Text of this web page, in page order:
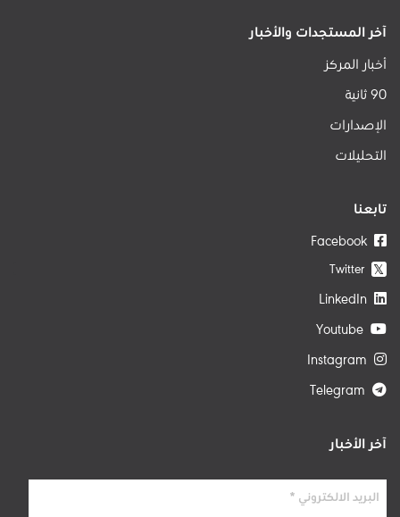
آخر المستجدات والأخبار
أخبار المركز
90 ثانية
الإصدارات
التحليلات
تابعنا
𝕏
Twitter
آخر الأخبار